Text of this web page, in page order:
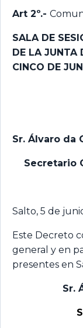
Art 2º.-
SALA DE
DE LA JUNTA
CINCO DE
Sr. Álvaro da
Secretario
Salto, 5 de
Este Decreto
general y en
presentes en
Sr.